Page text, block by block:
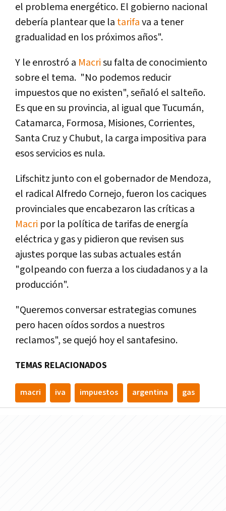
el problema energético. El gobierno nacional
deberí­a plantear que la tarifava a tener
gradualidad en los próximos años".
Y le enrostró a Macrisu falta de conocimiento
sobre el tema. "No podemos reducir
impuestos que no existen", señaló el salteño.
Es que en su provincia, al igual que Tucumán,
Catamarca, Formosa, Misiones, Corrientes,
Santa Cruz y Chubut, la carga impositiva para
esos servicios es nula.
Lifschitz junto con el gobernador de Mendoza,
el radical Alfredo Cornejo, fueron los caciques
provinciales que encabezaron las crí­ticas a
Macri por la polí­tica de tarifas de energí­a
eléctrica y gas y pidieron que revisen sus
ajustes porque las subas actuales están
"golpeando con fuerza a los ciudadanos y a la
producción".
"Queremos conversar estrategias comunes
pero hacen oí­dos sordos a nuestros
reclamos", se quejó hoy el santafesino.
TEMAS RELACIONADOS
macri iva impuestos argentina gas